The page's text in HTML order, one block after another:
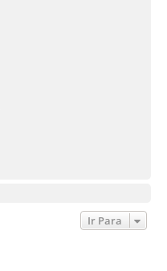
Ir Para